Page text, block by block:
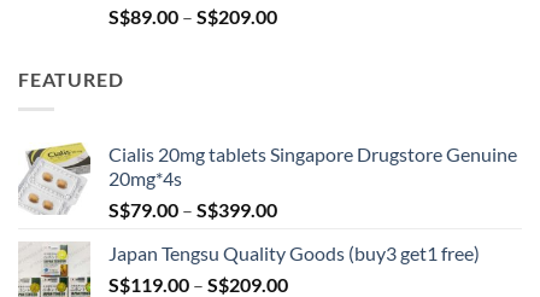
S$89.00 – S$209.00Price
FEATURED
Cialis 20mg tablets Singapore Drugstore Genuine
20mg*4s
S$79.00 – S$399.00Price
S$79.00
through
Japan Tengsu Quality Goods (buy3 get1 free)
S$119.00 – S$209.00Price